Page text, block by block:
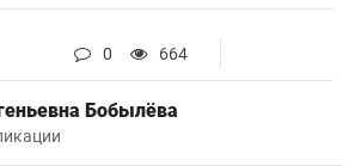
0 664
Бобылёва